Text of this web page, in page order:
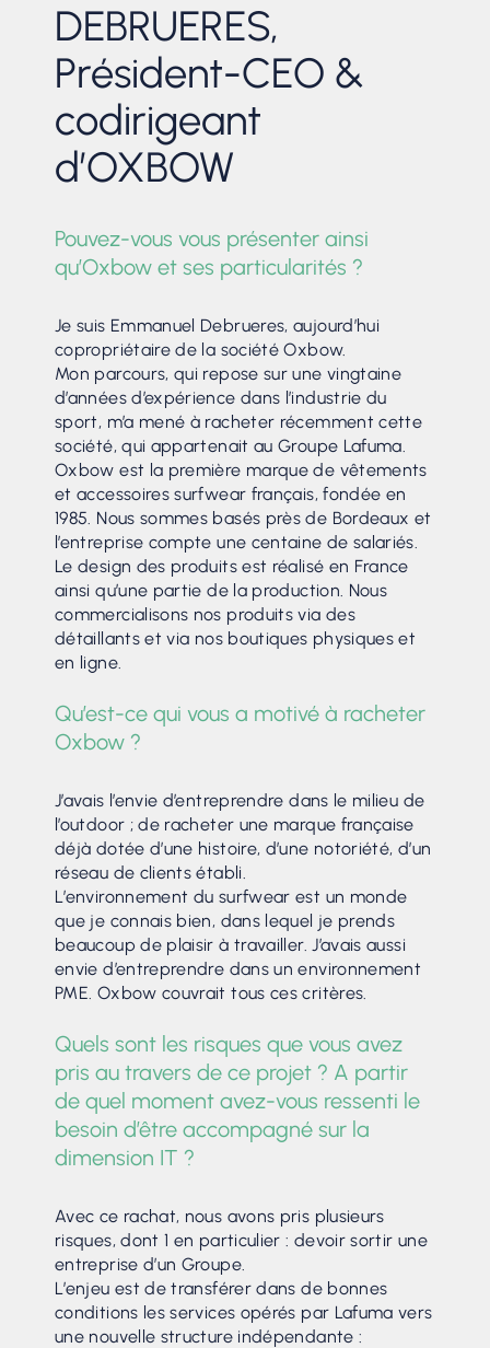
DEBRUERES,
Président-CEO &
codirigeant
d’OXBOW
Pouvez-vous vous présenter ainsi
qu’Oxbow et ses particularités ?
Je suis Emmanuel Debrueres, aujourd’hui
copropriétaire de la société Oxbow.
Mon parcours, qui repose sur une vingtaine
d’années d’expérience dans l’industrie du
sport, m’a mené à racheter récemment cette
société, qui appartenait au Groupe Lafuma.
Oxbow est la première marque de vêtements
et accessoires surfwear français, fondée en
1985. Nous sommes basés près de Bordeaux et
l’entreprise compte une centaine de salariés.
Le design des produits est réalisé en France
ainsi qu’une partie de la production. Nous
commercialisons nos produits via des
détaillants et via nos boutiques physiques et
en ligne.
Qu’est-ce qui vous a motivé à racheter
Oxbow ?
J’avais l’envie d’entreprendre dans le milieu de
l’outdoor ; de racheter une marque française
déjà dotée d’une histoire, d’une notoriété, d’un
réseau de clients établi.
L’environnement du surfwear est un monde
que je connais bien, dans lequel je prends
beaucoup de plaisir à travailler. J’avais aussi
envie d’entreprendre dans un environnement
PME. Oxbow couvrait tous ces critères.
Quels sont les risques que vous avez
pris au travers de ce projet ? A partir
de quel moment avez-vous ressenti le
besoin d’être accompagné sur la
dimension IT ?
Avec ce rachat, nous avons pris plusieurs
risques, dont 1 en particulier : devoir sortir une
entreprise d’un Groupe.
L’enjeu est de transférer dans de bonnes
conditions les services opérés par Lafuma vers
une nouvelle structure indépendante :